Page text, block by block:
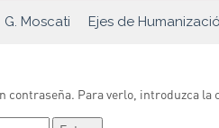
G. Moscati Ejes de
contraseña. Para verlo, introduzca la